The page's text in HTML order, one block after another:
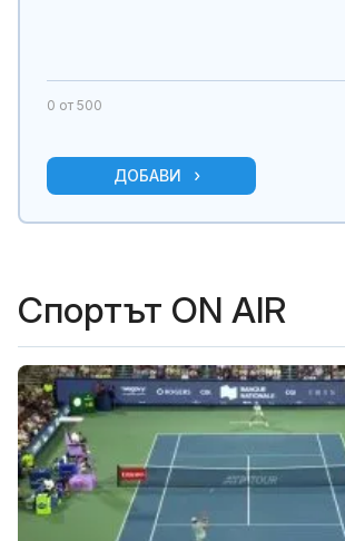
0 от 500
ДОБАВИ
Спортът ON AIR